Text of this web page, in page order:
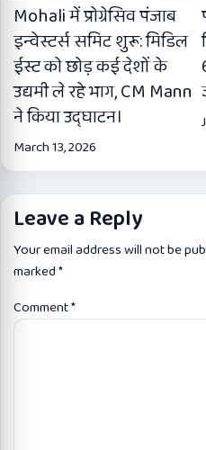
Mohali में प्रोग्रेसिव पंजाब
इन्वेस्टर्स समिट शुरू: मिडिल
ईस्ट को छोड़ कई देशों के
उद्यमी ले रहे भाग, CM Mann
ने किया उद्घाटन।
March 13, 2026
Leave a Reply
Your email address will not be
marked*
Comment*